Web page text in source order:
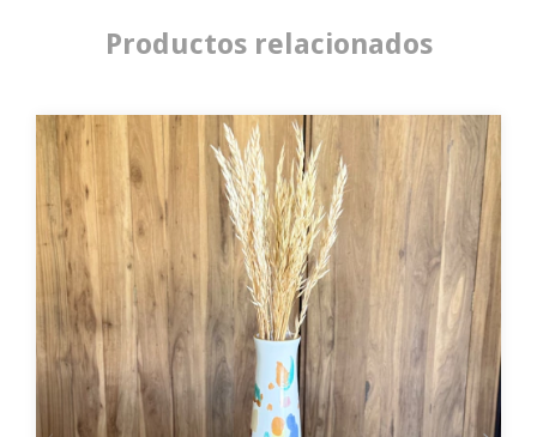
Productos relacionados